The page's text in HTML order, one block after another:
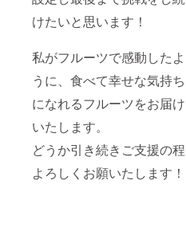
けたいと思います！
私がフルーツで感動したよ
うに、食べて幸せな気持ち
になれるフルーツをお届け
いたします。
どうか引き続きご支援の程
よろしくお願いたします！